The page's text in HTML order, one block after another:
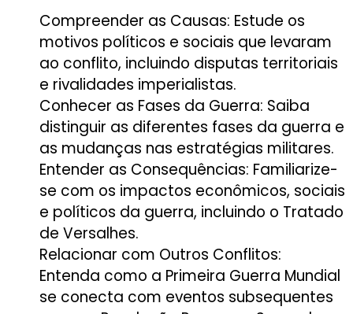
Compreender as Causas: Estude os
motivos políticos e sociais que levaram
ao conflito, incluindo disputas territoriais
e rivalidades imperialistas.
Conhecer as Fases da Guerra: Saiba
distinguir as diferentes fases da guerra e
as mudanças nas estratégias militares.
Entender as Consequências: Familiarize-
se com os impactos econômicos, sociais
e políticos da guerra, incluindo o Tratado
de Versalhes.
Relacionar com Outros Conflitos:
Entenda como a Primeira Guerra Mundial
se conecta com eventos subsequentes